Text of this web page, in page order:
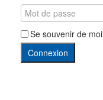
Se souvenir de moi
Connexion